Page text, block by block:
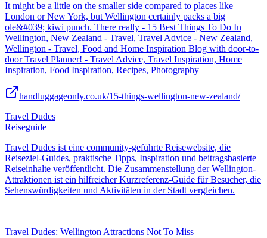
It might be a little on the smaller side compared to places like
London or New York, but Wellington certainly packs a big
ole&#039; kiwi punch. There really - 15 Best Things To Do In
Wellington, New Zealand - Travel, Travel Advice - New Zealand,
Wellington - Travel, Food and Home Inspiration Blog with door-to-
door Travel Planner! - Travel Advice, Travel Inspiration, Home
Inspiration, Food Inspiration, Recipes, Photography
handluggageonly.co.uk/15-things-wellington-new-zealand/
Travel Dudes
Reiseguide
Travel Dudes ist eine community-geführte Reisewebsite, die
Reiseziel-Guides, praktische Tipps, Inspiration und beitragsbasierte
Reiseinhalte veröffentlicht. Die Zusammenstellung der Wellington-
Attraktionen ist ein hilfreicher Kurzreferenz-Guide für Besucher, die
Sehenswürdigkeiten und Aktivitäten in der Stadt vergleichen.
Travel Dudes: Wellington Attractions Not To Miss